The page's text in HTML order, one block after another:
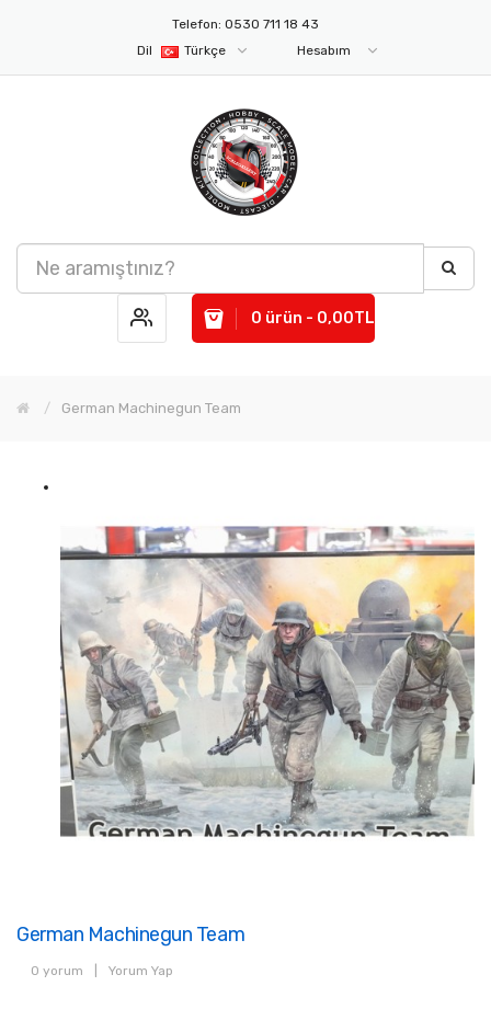
Telefon: 0530 711 18 43
Dil
Türkçe Hesabım
0 ürün - 0,00TL
German Machinegun Team
German Machinegun Team
0 yorum Yorum Yap